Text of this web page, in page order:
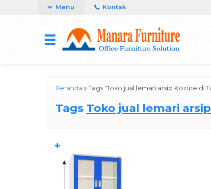
Menu Kontak
Beranda » Tags "Toko jual lemari arsip Kozure di
Tags Toko jual lemari
✚